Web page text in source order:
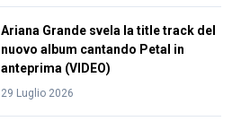
Ariana Grande svela la title track del
nuovo album cantando Petal in
anteprima (VIDEO)
29 Luglio 2026